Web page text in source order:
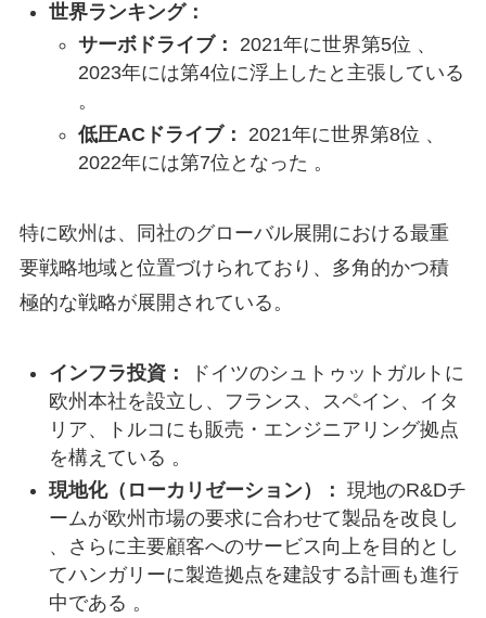
世界ランキング：
サーボドライブ：
2021年に世界第5位 、
2023年には第4位に浮上したと主張している
。
低圧ACドライブ：
2021年に世界第8位 、
2022年には第7位となった 。
特に欧州は、同社のグローバル展開における最重
要戦略地域と位置づけられており、多角的かつ積
極的な戦略が展開されている。
インフラ投資：
ドイツのシュトゥットガルトに
欧州本社を設立し、フランス、スペイン、イタ
リア、トルコにも販売・エンジニアリング拠点
を構えている 。
現地化（ローカリゼーション）： 現地のR&Dチ
ームが欧州市場の要求に合わせて製品を改良し
、さらに主要顧客へのサービス向上を目的とし
てハンガリーに製造拠点を建設する計画も進行
中である 。